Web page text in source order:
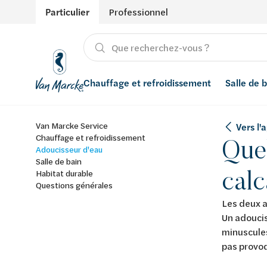
Particulier Professionnel
Chauffage et refroidissement
Chauffage
Refroidissement
Salle de
Produits
Salle de bain avec prix indicatif
Conseils
Énergies renouvelables
Ventilation
Récupération de l'eau de pluie
Adoucisseurs d’eau
Filtres à eau
Van Marcke Service
Chauffage et refroidissement
Adoucisseur d'eau
Salle de bain
Habitat durable
Questions générales
Vers
Les deux
Un
pas